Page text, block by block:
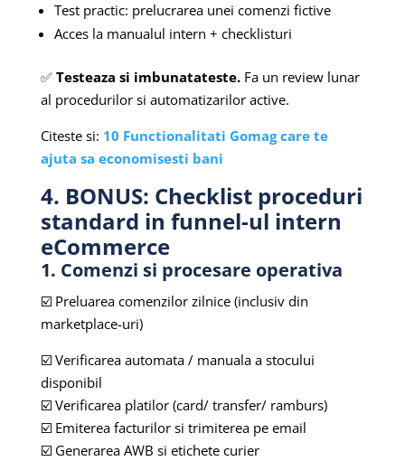
Test practic: prelucrarea unei comenzi fictive
Acces la manualul intern + checklisturi
✅ Testeaza si imbunatateste. Fa un review lunar
al procedurilor si automatizarilor active.
Citeste si: 10 Functionalitati Gomag care te
ajuta sa economisesti bani
4. BONUS: Checklist proceduri
standard in funnel-ul intern
eCommerce
1. Comenzi si procesare operativa
☑️ Preluarea comenzilor zilnice (inclusiv din
marketplace-uri)
☑️ Verificarea automata / manuala a stocului
disponibil
☑️ Verificarea platilor (card/ transfer/ ramburs)
☑️ Emiterea facturilor si trimiterea pe email
☑️ Generarea AWB si etichete curier